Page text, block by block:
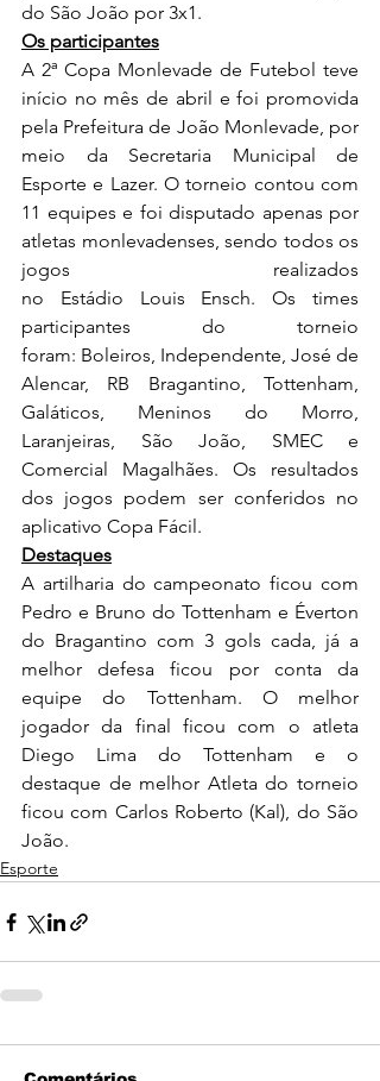
do São João por 3x1.
Os participantes
A 2ª Copa Monlevade de Futebol teve
início no mês de abril e foi promovida
pela Prefeitura de João Monlevade, por
meio da Secretaria Municipal de
Esporte e Lazer. O torneio contou com
11 equipes e foi disputado apenas por
atletas monlevadenses, sendo todos os
jogos realizados
no Estádio Louis Ensch. Os times
participantes do torneio
foram: Boleiros, Independente, José de
Alencar, RB Bragantino, Tottenham,
Galáticos, Meninos do Morro,
Laranjeiras, São João, SMEC e
Comercial Magalhães. Os resultados
dos jogos podem ser conferidos no
aplicativo Copa Fácil.
Destaques
A artilharia do campeonato ficou com
Pedro e Bruno do Tottenham e Éverton
do Bragantino com 3 gols cada, já a
melhor defesa ficou por conta da
equipe do Tottenham. O melhor
jogador da final ficou com o atleta
Diego Lima do Tottenham e o
destaque de melhor Atleta do torneio
ficou com Carlos Roberto (Kal), do São
João.
Esporte